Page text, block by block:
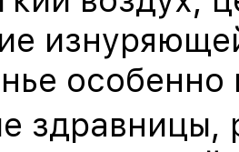
особенно
здравницы,